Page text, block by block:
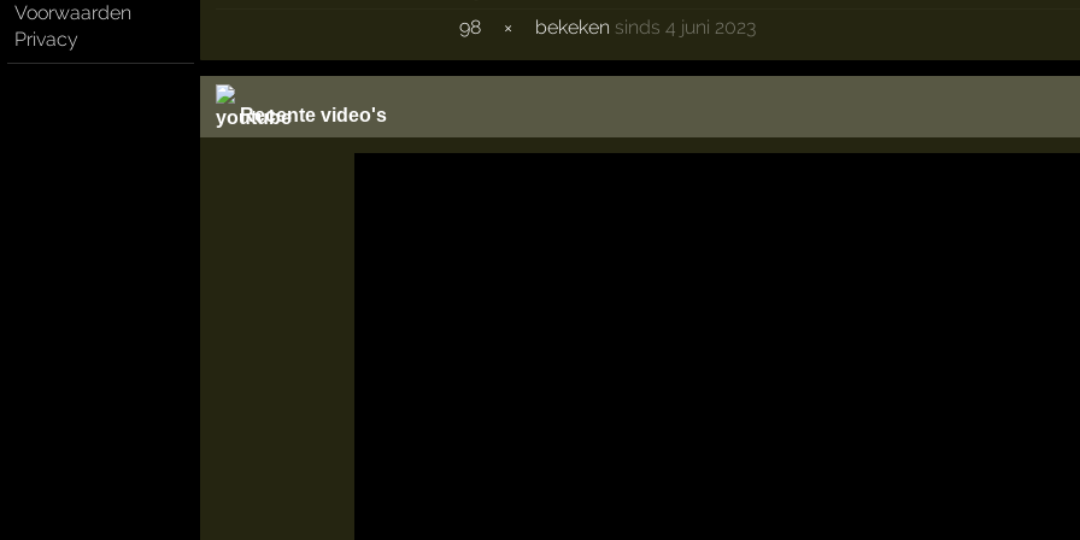
Voorwaarden
Privacy
98
× bekeken sinds 4 juni 2023
Recente video's